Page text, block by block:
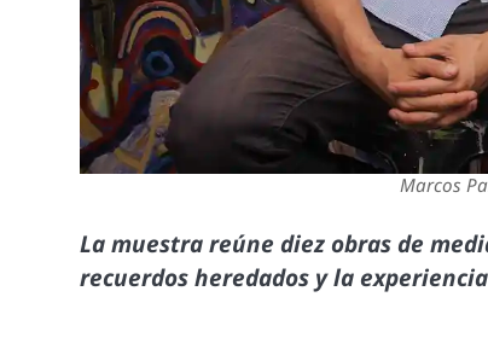
Marcos
La muestra reúne diez obras de
recuerdos heredados y la